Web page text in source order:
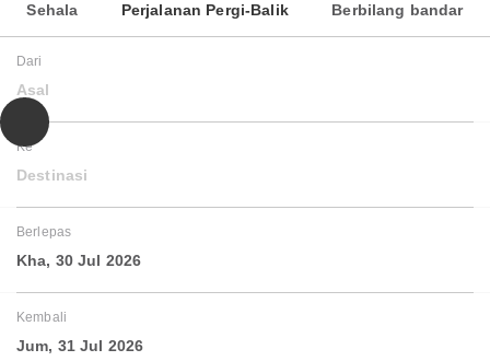
Sehala Perjalanan Pergi-Balik Berbilang bandar
Dari
Asal
Ke
Destinasi
Berlepas
Kha, 30 Jul 2026
Kembali
Jum, 31 Jul 2026